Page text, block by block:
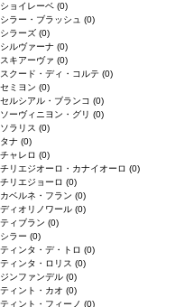
ショイレーベ (0)
シラー・ブラッシュ (0)
シラーズ (0)
シルヴァーナ (0)
スキアーヴァ (0)
スクード・ディ・コルテ (0)
セミヨン (0)
セルシアル・ブランコ (0)
ソーヴィニヨン・グリ (0)
ソラリス (0)
タナ (0)
チャレロ (0)
チリエジオーロ・カナイオーロ (0)
チリエジョーロ (0)
カベルネ・フラン (0)
ディオリノワール (0)
ティブラン (0)
シラー (0)
ティンタ・デ・トロ (0)
ティンタ・ロリス (0)
ジンファンデル (0)
ティント・カオ (0)
ティント・フィーノ (0)